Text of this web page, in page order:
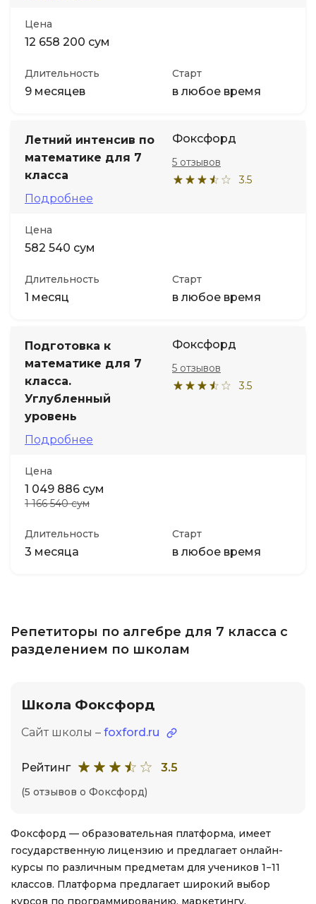
Цена
12 658 200 сум
Длительность
9 месяцев
Старт
в любое время
Летний интенсив по
математике для 7
класса
Подробнее
Фоксфорд
3.5
5 отзывов
Цена
582 540 сум
Длительность
1 месяц
Старт
в любое время
Подготовка к
математике для 7
класса.
Углубленный
уровень
Подробнее
Фоксфорд
3.5
5 отзывов
Цена
1 049 886 сум
1 166 540 сум
Длительность
3 месяца
Старт
в любое время
Репетиторы по алгебре для 7 класса с
разделением по школам
Школа Фоксфорд
Сайт школы – foxford.ru
Рейтинг 3.5
(5 отзывов о Фоксфорд)
Фоксфорд — образовательная платформа, имеет
государственную лицензию и предлагает онлайн-
курсы по различным предметам для учеников 1−11
классов. Платформа предлагает широкий выбор
курсов по программированию, маркетингу,